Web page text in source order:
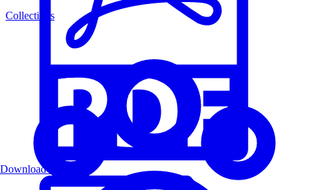
Collections
Download PDF